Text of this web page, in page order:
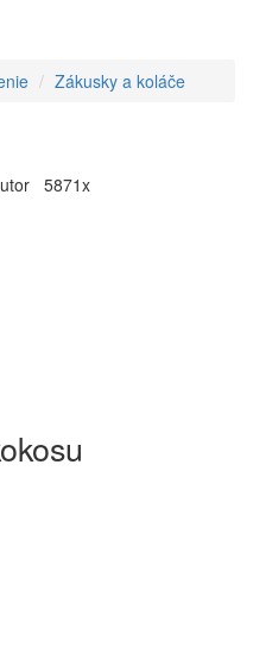
Zákusky a koláče
5871x